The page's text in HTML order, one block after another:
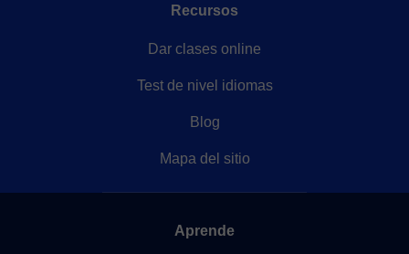
Recursos
Dar clases online
Test de nivel idiomas
Blog
Mapa del sitio
Aprende